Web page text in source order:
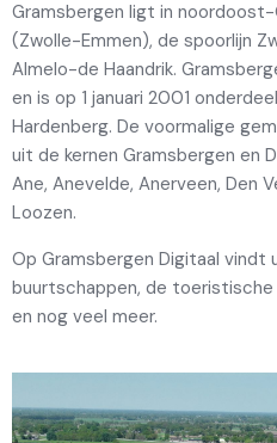
Gramsbergen ligt in
(Zwolle-Emmen), de spoorlijn
Almelo-de Haandrik.
en is op 1 januari 2001
Hardenberg. De voormalige
uit de kernen Gramsbergen en
Ane, Anevelde, Anerveen, Den
Loozen.
Op Gramsbergen Digitaal vindt
buurtschappen, de
en nog veel meer.